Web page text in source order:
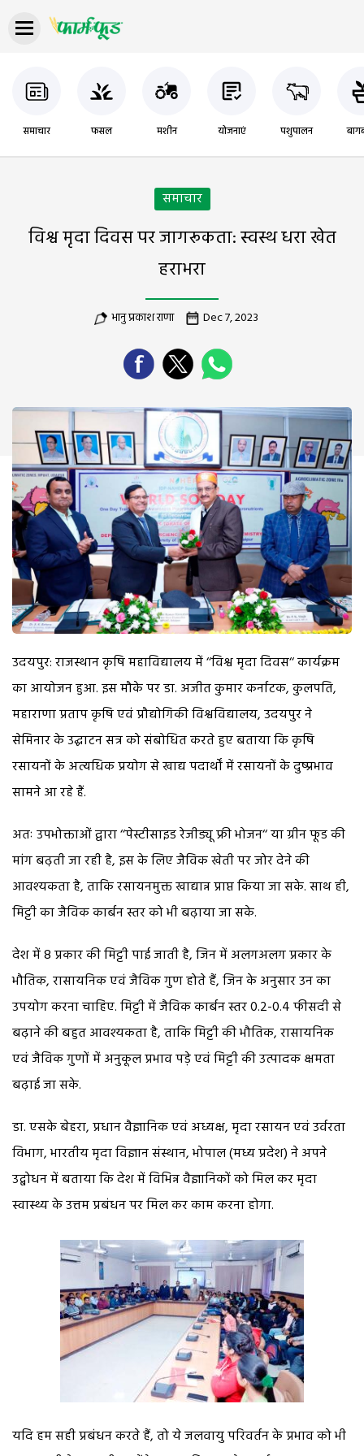
समाचार फसल मशीन योजनाएं पशुपालन
समाचार
विश्व मृदा दिवस पर जागरूकता: स्वस्थ धरा खेत
हराभरा
भानु प्रकाश राणा Dec 7, 2023
उदयपुर: राजस्थान कृषि महाविद्यालय में ‘‘विश्व मृदा दिवस‘‘ कार्यक्रम
का आयोजन हुआ. इस मौके पर डा. अजीत कुमार कर्नाटक, कुलपति,
महाराणा प्रताप कृषि एवं प्रौद्योगिकी विश्वविद्यालय, उदयपुर ने
सेमिनार के उद्घाटन सत्र को संबोधित करते हुए बताया कि कृषि
रसायनों के अत्यधिक प्रयोग से खाद्य पदार्थों में रसायनों के दुष्प्रभाव
सामने आ रहे हैं.
अतः उपभोक्ताओं द्वारा ‘‘पेस्टीसाइड रेजीड्यू फ्री भोजन‘‘ या ग्रीन फूड की
मांग बढ़ती जा रही है, इस के लिए जैविक खेती पर जोर देने की
आवश्यकता है, ताकि रसायनमुक्त खाद्यान्न प्राप्त किया जा सके. साथ ही,
मिट्टी का जैविक कार्बन स्तर को भी बढ़ाया जा सके.
देश में 8 प्रकार की मिट्टी पाई जाती है, जिन में अलगअलग प्रकार के
भौतिक, रासायनिक एवं जैविक गुण होते हैं, जिन के अनुसार उन का
उपयोग करना चाहिए. मिट्टी में जैविक कार्बन स्तर 0.2-0.4 फीसदी से
बढ़ाने की बहुत आवश्यकता है, ताकि मिट्टी की भौतिक, रासायनिक
एवं जैविक गुणों में अनुकूल प्रभाव पड़े एवं मिट्टी की उत्पादक क्षमता
बढ़ाई जा सके.
डा. एसके बेहरा, प्रधान वैज्ञानिक एवं अध्यक्ष, मृदा रसायन एवं उर्वरता
विभाग, भारतीय मृदा विज्ञान संस्थान, भोपाल (मध्य प्रदेश) ने अपने
उद्बोधन में बताया कि देश में विभिन्न वैज्ञानिकों को मिल कर मृदा
स्वास्थ्य के उत्तम प्रबंधन पर मिल कर काम करना होगा.
यदि हम सही प्रबंधन करते हैं, तो ये जलवायु परिवर्तन के प्रभाव को भी